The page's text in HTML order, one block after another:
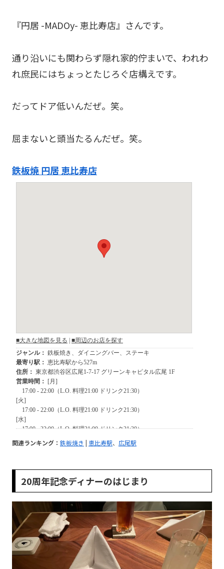
『円居 -MADOy- 恵比寿店』さんです。
通り沿いにも関わらず隠れ家的佇まいで、われわ
れ庶民にはちょっとたじろぐ店構えです。
だってドア低いんだぜ。笑。
屈まないと頭当たるんだぜ。笑。
鉄板焼 円居 恵比寿店
関連ランキング： 鉄板焼き | 恵比寿駅、 広尾駅
20周年記念ディナーのはじまり